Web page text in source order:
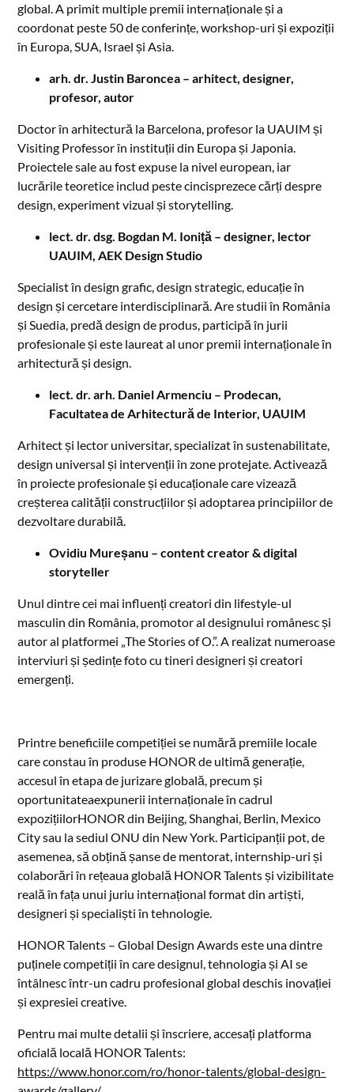
global. A primit multiple premii internaționale și a
coordonat peste 50 de conferințe, workshop-uri și expoziții
în Europa, SUA, Israel și Asia.
arh. dr. Justin Baroncea – arhitect, designer,
profesor, autor
Doctor în arhitectură la Barcelona, profesor la UAUIM și
Visiting Professor în instituții din Europa și Japonia.
Proiectele sale au fost expuse la nivel european, iar
lucrările teoretice includ peste cincisprezece cărți despre
design, experiment vizual și storytelling.
lect. dr. dsg. Bogdan M. Ioniță – designer, lector
UAUIM, AEK Design Studio
Specialist în design grafic, design strategic, educație în
design și cercetare interdisciplinară. Are studii în România
și Suedia, predă design de produs, participă în jurii
profesionale și este laureat al unor premii internaționale în
arhitectură și design.
lect. dr. arh. Daniel Armenciu – Prodecan,
Facultatea de Arhitectură de Interior, UAUIM
Arhitect și lector universitar, specializat în sustenabilitate,
design universal și intervenții în zone protejate. Activează
în proiecte profesionale și educaționale care vizează
creșterea calității construcțiilor și adoptarea principiilor de
dezvoltare durabilă.
Ovidiu Mureșanu – content creator & digital
storyteller
Unul dintre cei mai influenți creatori din lifestyle-ul
masculin din România, promotor al designului românesc și
autor al platformei „The Stories of O.”. A realizat numeroase
interviuri și ședințe foto cu tineri designeri și creatori
emergenți.
Printre beneficiile competiției se numără premiile locale
care constau în produse HONOR de ultimă generație,
accesul în etapa de jurizare globală, precum și
oportunitateaexpunerii internaționale în cadrul
expozițiilorHONOR din Beijing, Shanghai, Berlin, Mexico
City sau la sediul ONU din New York. Participanții pot, de
asemenea, să obțină șanse de mentorat, internship-uri și
colaborări în rețeaua globală HONOR Talents și vizibilitate
reală în fața unui juriu internațional format din artiști,
designeri și specialiști în tehnologie.
HONOR Talents – Global Design Awards este una dintre
puținele competiții în care designul, tehnologia și AI se
întâlnesc într-un cadru profesional global deschis inovației
și expresiei creative.
Pentru mai multe detalii și înscriere, accesați platforma
oficială locală HONOR Talents:
https://www.honor.com/ro/honor-talents/global-design-